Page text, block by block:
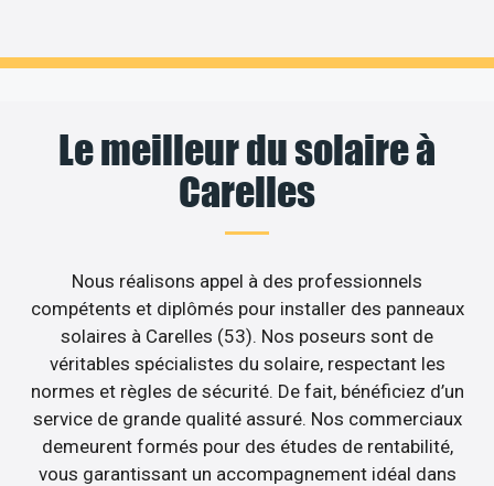
Le meilleur du solaire à
Carelles
Nous réalisons appel à des professionnels
compétents et diplômés pour installer des panneaux
solaires à Carelles (53). Nos poseurs sont de
véritables spécialistes du solaire, respectant les
normes et règles de sécurité. De fait, bénéficiez d’un
service de grande qualité assuré. Nos commerciaux
demeurent formés pour des études de rentabilité,
vous garantissant un accompagnement idéal dans